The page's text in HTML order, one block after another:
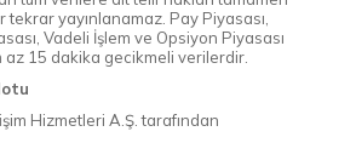
tekrar yayınlanamaz. Pay Piyasası,
Vadeli İşlem ve Opsiyon Piyasası
az 15 dakika gecikmeli verilerdir.
Hizmetleri A.Ş. tarafından